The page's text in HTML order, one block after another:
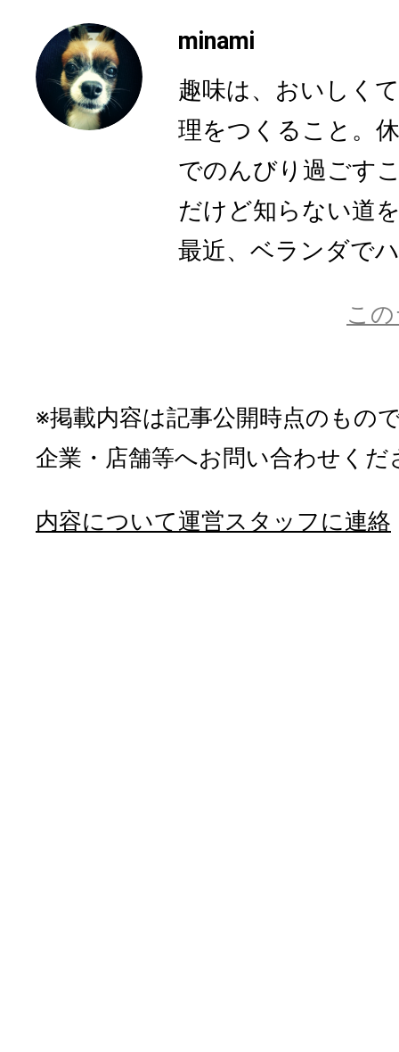
minami
趣味は、おいしく
理をつくること。
でのんびり過ごす
だけど知らない道
最近、ベランダで
こ
※掲載内容は記事公開時点のもの
企業・店舗等へお問い合わせくだ
内容について運営スタッフに連絡